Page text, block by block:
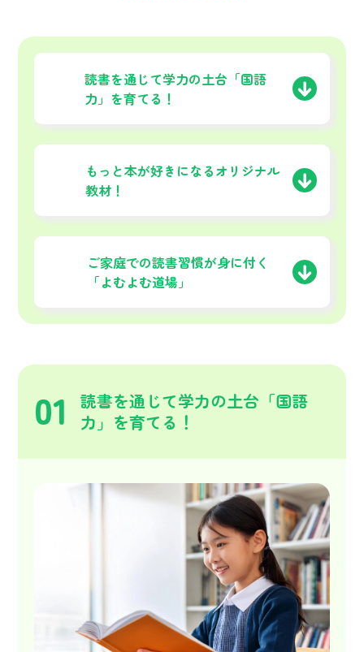
読書を通じて学力の土台 「国語
力」を育てる！
もっと本が好きになるオリジナル
教材！
ご家庭での読書習慣が身に付く
「よむよむ道場」
01
読書を通じて学力の土台「国語
力」を育てる！